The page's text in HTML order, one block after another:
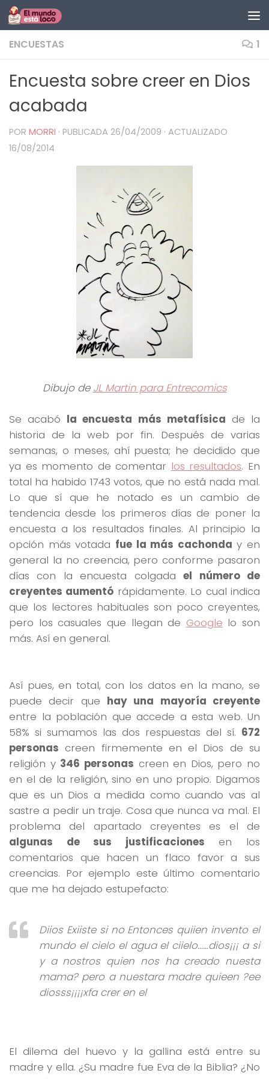
Saltar al contenido
ENCUESTAS 1
Encuesta sobre creer en Dios
acabada
POR MORRI · PUBLICADA 26/04/2009 · ACTUALIZADO
16/08/2014
Dibujo de JL Martin para Entrecomics
Se acabó la encuesta más metafísica de la
historia de la web por fin. Después de varias
semanas, o meses, ahí puesta; he decidido que
ya es momento de comentar los resultados. En
total ha habido 1743 votos, que no está nada mal.
Lo que sí que he notado es un cambio de
tendencia desde los primeros días de poner la
encuesta a los resultados finales. Al principio la
opción más votada fue la más cachonda y en
general la no creencia, pero conforme pasaron
días con la encuesta colgadael número de
creyentes aumentó rápidamente. Lo cual indica
que los lectores habituales son poco creyentes,
pero los casuales que llegan de Google lo son
más. Así en general.
Así pues, en total, con los datos en la mano, se
puede decir que hay una mayoría creyente
entre la población que accede a esta web. Un
58% si sumamos las dos respuestas del sí. 672
personas creen firmemente en el Dios de su
religión y 346 personas creen en Dios, pero no
en el de la religión, sino en uno propio. Digamos
que es un Dios a medida como cuando vas al
sastre a pedir un traje. Cosa que nunca va mal. El
problema del apartado creyentes es el de
algunas de sus justificaciones en los
comentarios que hacen un flaco favor a sus
creencias. Por ejemplo este último comentario
que me ha dejado estupefacto:
Diios Exiiste si no Entonces quiien invento el
mundo el cielo el agua el ciielo……dios¡¡¡ a si
y a nostros quien nos ha creado nuesta
mama? pero a nuestara madre quieen ?ee
diosss¡¡¡¡xfa crer en el
El dilema del huevo y la gallina está entre su
madre y ella. ¿Su madre fue Eva de la Biblia? ¿No